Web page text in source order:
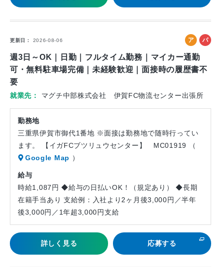
更新日 2026-08-06
ア
ル
バ
パ
週3日～OK｜日勤｜フルタイム勤務｜マイカー通勤
可・無料駐車場完備｜未経験歓迎｜面接時の履歴書不
要
就業先 マグチ中部株式会社 伊賀FC物流センター出張所
勤務地
三重県伊賀市御代1番地 ※面接は勤務地で随時行ってい
ます。 【イガFCブツリュウセンター】 MC01919 （
Google Map ）
給与
時給1,087円 ◆給与の日払いOK！（規定あり） ◆長期
在籍手当あり 支給例：入社より2ヶ月後3,000円／半年
後3,000円／1年超3,000円支給
詳しく見る 応募する